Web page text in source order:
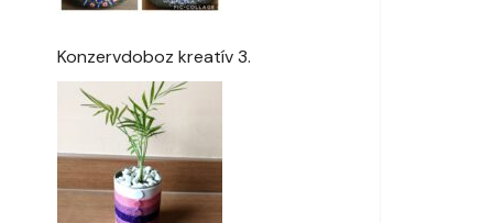
Konzervdoboz kreatív 3.